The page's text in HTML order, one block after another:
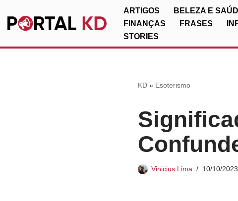
Pular
ARTIGOS BELEZA E
FINANÇAS
FRASES
STORIES
KD» Esoterismo
Vinicius Lima 10/10/2023